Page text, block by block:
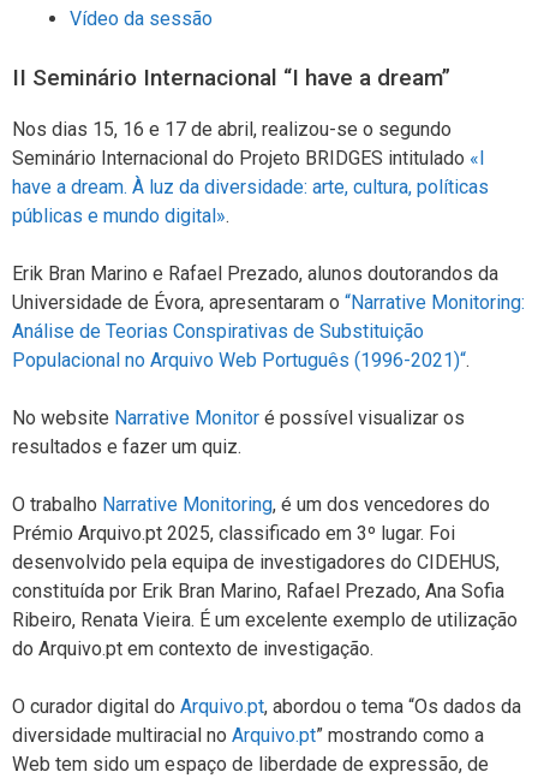
Vídeo da sessão
II Seminário Internacional “I have a dream”
Nos dias 15, 16 e 17 de abril, realizou-se o segundo
Seminário Internacional do Projeto BRIDGES intitulado «I
have a dream. À luz da diversidade: arte, cultura, políticas
públicas e mundo digital».
Erik Bran Marino e Rafael Prezado, alunos doutorandos da
Universidade de Évora, apresentaram o “Narrative Monitoring:
Análise de Teorias Conspirativas de Substituição
Populacional no Arquivo Web Português (1996-2021)“.
No website Narrative Monitor é possível visualizar os
resultados e fazer um quiz.
O trabalho Narrative Monitoring, é um dos vencedores do
Prémio Arquivo.pt 2025, classificado em 3º lugar. Foi
desenvolvido pela equipa de investigadores do CIDEHUS,
constituída por Erik Bran Marino, Rafael Prezado, Ana Sofia
Ribeiro, Renata Vieira. É um excelente exemplo de utilização
do Arquivo.pt em contexto de investigação.
O curador digital do Arquivo.pt, abordou o tema “Os dados da
diversidade multiracial no Arquivo.pt” mostrando como a
Web tem sido um espaço de liberdade de expressão, de